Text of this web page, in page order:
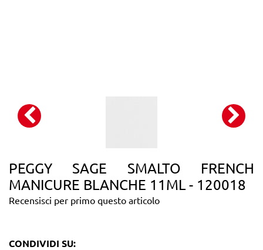
PEGGY SAGE SMALTO FRENCH
MANICURE BLANCHE 11ML - 120018
Recensisci per primo questo articolo
CONDIVIDI SU: